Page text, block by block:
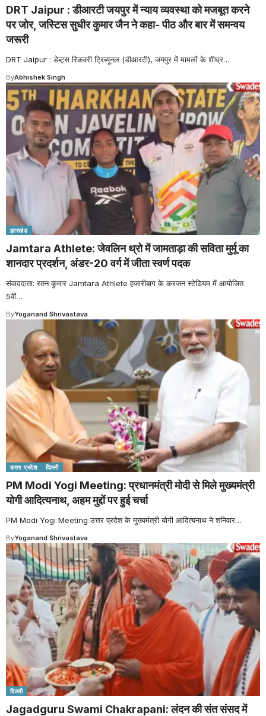
DRT Jaipur : डीआरटी जयपुर में न्याय व्यवस्था को मजबूत करने
पर जोर, जस्टिस सुधीर कुमार जैन ने कहा- पीठ और बार में समन्वय
जरूरी
DRT Jaipur : डेब्ट्स रिकवरी ट्रिब्यूनल (डीआरटी), जयपुर में मामलों के शीघ्र…
ByAbhishek Singh
झारखंड
Jamtara Athlete: जेवलिन थ्रो में जामताड़ा की सविता मुर्मू का
शानदार प्रदर्शन, अंडर-20 वर्ग में जीता स्वर्ण पदक
संवाददाता: रतन कुमार Jamtara Athlete हजारीबाग के करजन स्टेडियम में आयोजित
5वीं…
ByYoganand Shrivastava
उत्तर प्रदेश दिल्ली
PM Modi Yogi Meeting: प्रधानमंत्री मोदी से मिले मुख्यमंत्री
योगी आदित्यनाथ, अहम मुद्दों पर हुई चर्चा
PM Modi Yogi Meeting उत्तर प्रदेश के मुख्यमंत्री योगी आदित्यनाथ ने शनिवार…
ByYoganand Shrivastava
दिल्ली
Jagadguru Swami Chakrapani: लंदन की संत संसद में